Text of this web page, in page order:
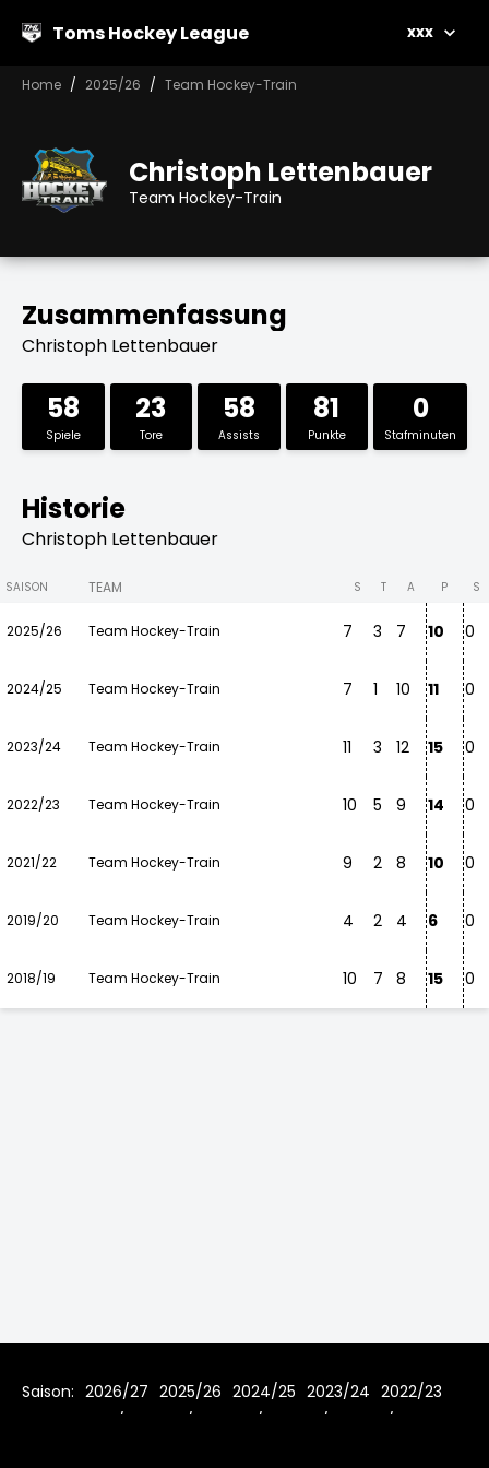
Toms Hockey League xxx
Home 2025/26 Team Hockey-Train
Christoph Lettenbauer
Team Hockey-Train
Zusammenfassung
Christoph Lettenbauer
58
Spiele
23
Tore
58
Assists
81
Punkte
0
Stafminuten
Historie
Christoph Lettenbauer
SAISON TEAM S T A P S
2025/26 Team Hockey-Train 7 3 7 10 0
2024/25 Team Hockey-Train 7 1 10 11 0
2023/24 Team Hockey-Train 11 3 12 15 0
2022/23 Team Hockey-Train 10 5 9 14 0
2021/22 Team Hockey-Train 9 2 8 10 0
2019/20 Team Hockey-Train 4 2 4 6 0
2018/19 Team Hockey-Train 10 7 8 15 0
Saison: 2026/27 2025/26 2024/25 2023/24 2022/23
2021/22
2019/20 2018/19 2017/18
2016/17